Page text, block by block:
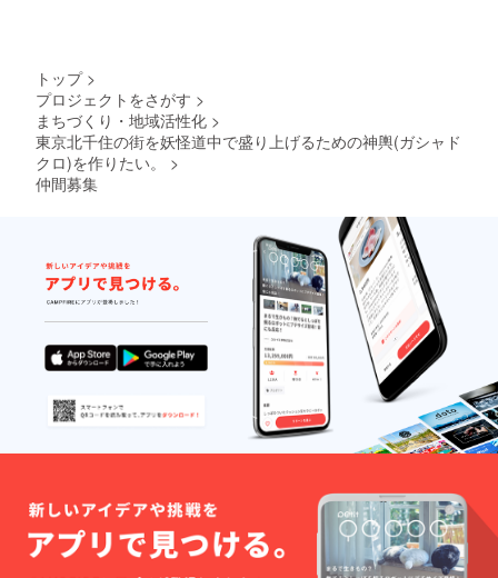
トップ >
プロジェクトをさがす >
まちづくり・地域活性化 >
東京北千住の街を妖怪道中で盛り上げるための神輿(ガシャド
クロ)を作りたい。
>
仲間募集